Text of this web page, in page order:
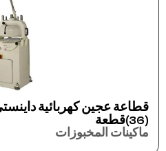
(36)قطعة
ماكينات المخبوزات